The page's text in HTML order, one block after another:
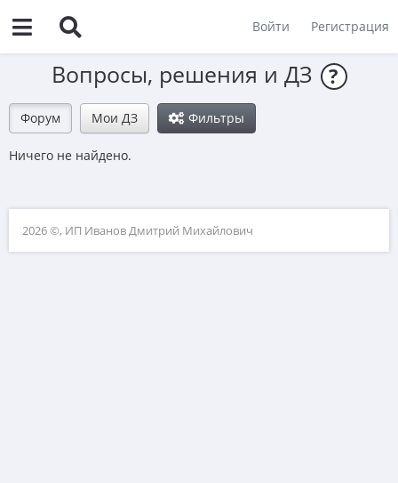
Войти Регистрация
Вопросы, решения и ДЗ ?
Форум Мои ДЗ Фильтры
Ничего не найдено.
2026 ©, ИП Иванов Дмитрий Михайлович